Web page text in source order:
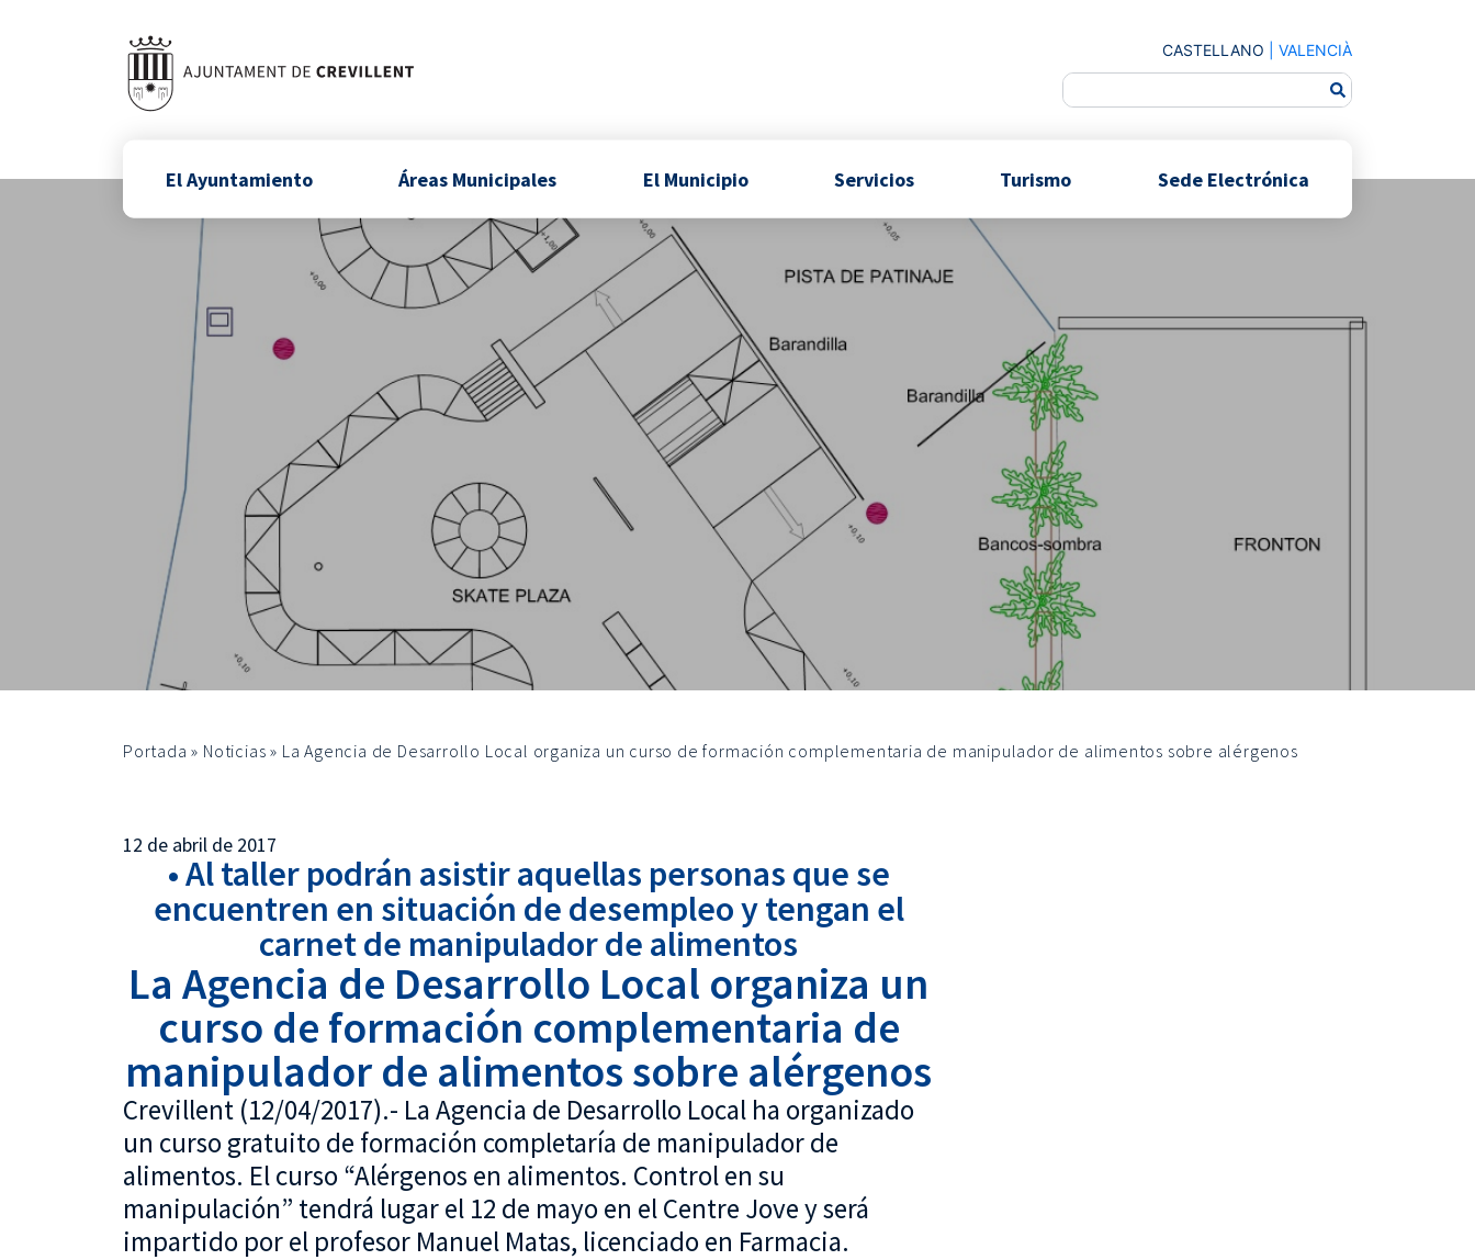
CASTELLANO VALENCIÀ
El Ayuntamiento Áreas Municipales El Municipio Servicios Turismo Sede Electrónica
Portada » Noticias » La Agencia de Desarrollo Local organiza un curso de formación complementaria de manipulador de alimentos sobre alérgenos
12 de abril de 2017
• Al taller podrán asistir aquellas personas que se
encuentren en situación de desempleo y tengan el
carnet de manipulador de alimentos
La Agencia de Desarrollo Local organiza un
curso de formación complementaria de
manipulador de alimentos sobre alérgenos
Crevillent (12/04/2017).- La Agencia de Desarrollo Local ha organizado
un curso gratuito de formación completaría de manipulador de
alimentos. El curso “Alérgenos en alimentos. Control en su
manipulación” tendrá lugar el 12 de mayo en el Centre Jove y será
impartido por el profesor Manuel Matas, licenciado en Farmacia.